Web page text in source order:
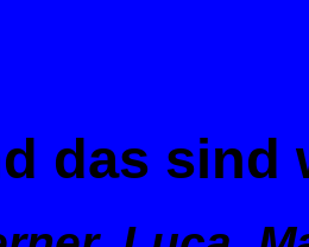
das sind